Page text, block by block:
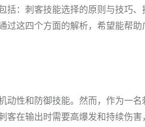
括：刺客技能选择的原则与技巧
过这四个方面的解析，希望能帮
动性和防御技能。然而，作为一
客在输出时需要高爆发和持续伤